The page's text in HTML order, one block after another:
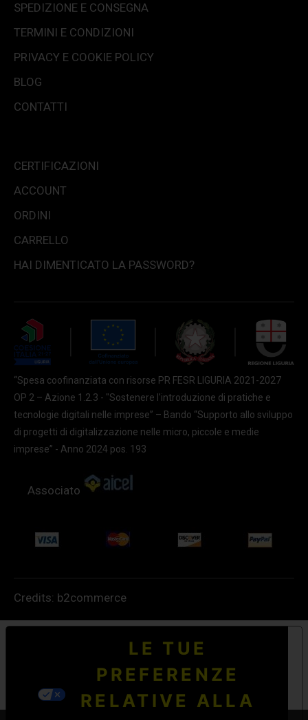
SPEDIZIONE E CONSEGNA
TERMINI E CONDIZIONI
PRIVACY E COOKIE POLICY
BLOG
CONTATTI
CERTIFICAZIONI
ACCOUNT
ORDINI
CARRELLO
HAI DIMENTICATO LA PASSWORD?
“Spesa coofinanziata con risorse PR FESR LIGURIA 2021-2027
OP 2 – Azione 1.2.3 - "Sostenere l'introduzione di pratiche e
tecnologie digitali nelle imprese” – Bando “Supporto allo sviluppo
di progetti di digitalizzazione nelle micro, piccole e medie
imprese” - Anno 2024 pos. 193
Associato
Credits: b2commerce
LE TUE
PREFERENZE
RELATIVE ALLA